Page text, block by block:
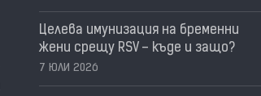
Целева имунизация на бременни
жени срещу RSV – къде и защо?
7 ЮЛИ 2026